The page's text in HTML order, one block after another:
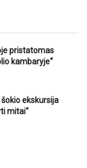
pristatomas
kambaryje“
ekskursija
mitai“